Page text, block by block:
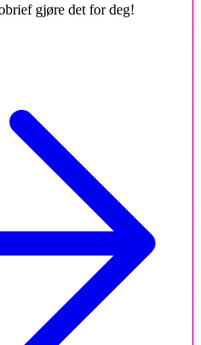
gjøre det for deg!